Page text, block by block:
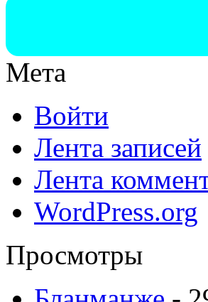
Мета
Войти
Лента записей
Лента
WordPress.org
Просмотры